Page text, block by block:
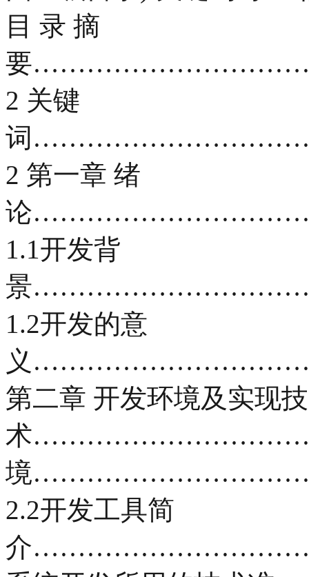
目 录 摘
要
2 关键
词
2 第一章 绪
论
1.1开发背
景
1.2开发的意
义
第二章 开发环境及实现技
术
境
2.2开发工具简
介